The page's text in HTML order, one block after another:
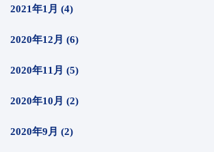
2021年1月 (4)
2020年12月 (6)
2020年11月 (5)
2020年10月 (2)
2020年9月 (2)